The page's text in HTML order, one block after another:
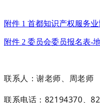
附件 1 首都知识产权服务
附件 2 委员会委员报名表-
联系人：谢老师、 周老师
联系电话： 82194370、